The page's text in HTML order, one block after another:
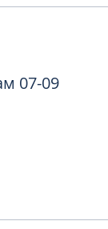
07-09